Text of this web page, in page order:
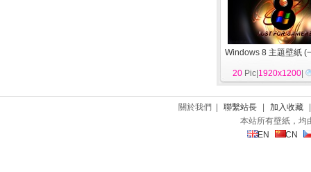
Windows 8 主題壁紙 (
20 Pic| 1920x1200
關於我們 | 聯繫站長 加入收藏
本站所有壁紙，均
EN
CN